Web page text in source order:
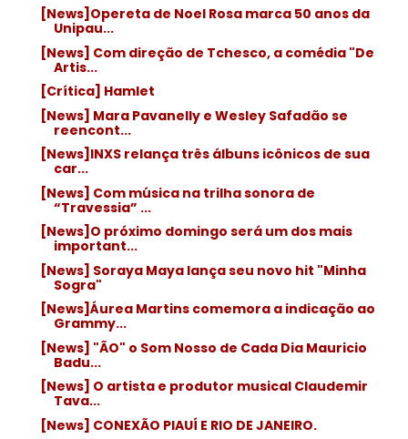
[News]Opereta de Noel Rosa marca 50 anos da
Unipau...
[News] Com direção de Tchesco, a comédia "De
Artis...
[Crítica] Hamlet
[News] Mara Pavanelly e Wesley Safadão se
reencont...
[News]INXS relança três álbuns icônicos de sua
car...
[News] Com música na trilha sonora de
“Travessia” ...
[News]O próximo domingo será um dos mais
important...
[News] Soraya Maya lança seu novo hit "Minha
Sogra"
[News]Áurea Martins comemora a indicação ao
Grammy...
[News] "ÃO" o Som Nosso de Cada Dia Mauricio
Badu...
[News] O artista e produtor musical Claudemir
Tava...
[News] CONEXÃO PIAUÍ E RIO DE JANEIRO.